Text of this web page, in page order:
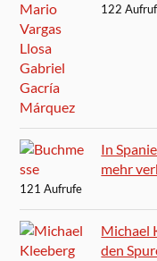
122
In
mehr
121 Aufrufe
Michael
den